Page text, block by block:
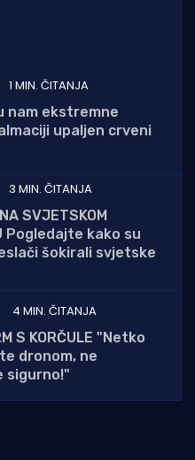
1 MIN. ČITANJA
nam ekstremne
upaljen crveni
3 MIN. ČITANJA
SVJETSKOM
Pogledajte kako su
šokirali svjetske
4 MIN. ČITANJA
S KORČULE "Netko
dronom, ne
sigurno!"